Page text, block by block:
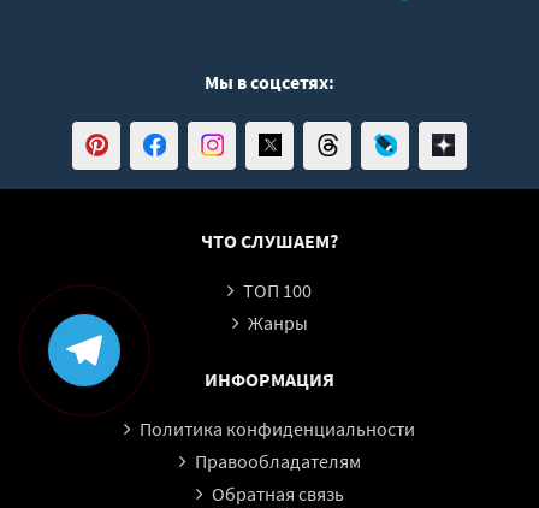
Мы в соцсетях:
ЧТО СЛУШАЕМ?
ТОП 100
Жанры
ИНФОРМАЦИЯ
Политика конфиденциальности
Правообладателям
Обратная связь